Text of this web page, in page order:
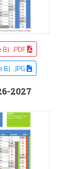
B) .PDF
B) .JPG
2027